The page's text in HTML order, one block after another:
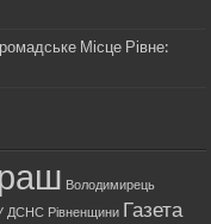
Місце Рівне:
Володимирець
ДСНС Рівненщини Газета